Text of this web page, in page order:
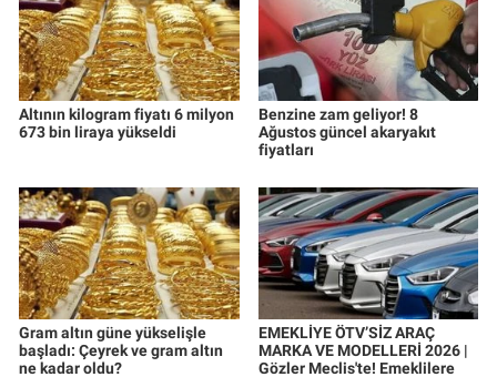
Altının kilogram fiyatı 6 milyon
673 bin liraya yükseldi
Benzine zam geliyor! 8
Ağustos güncel akaryakıt
fiyatları
Gram altın güne yükselişle
başladı: Çeyrek ve gram altın
ne kadar oldu?
EMEKLİYE ÖTV’SİZ ARAÇ
MARKA VE MODELLERİ 2026 |
Gözler Meclis'te! Emeklilere